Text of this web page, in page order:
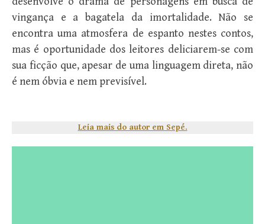
vingança e a bagatela da imortalidade. Não se
encontra uma atmosfera de espanto nestes contos,
mas é oportunidade dos leitores deliciarem-se com
sua ficção que, apesar de uma linguagem direta, não
é nem óbvia e nem previsível.
Leia mais do autor em Sepé.